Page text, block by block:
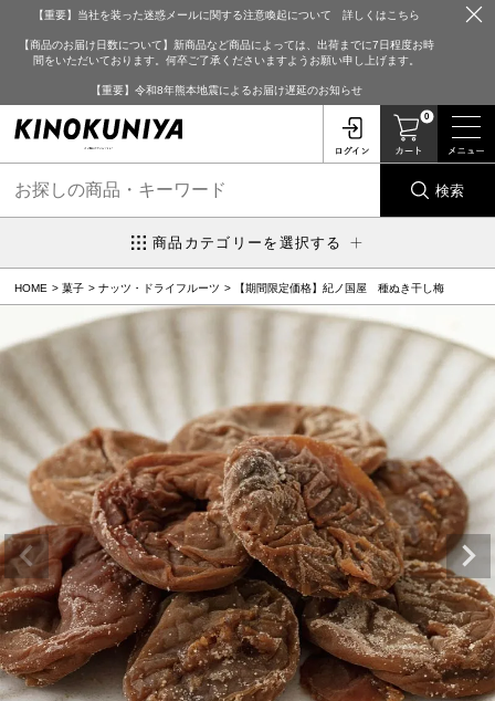
【重要】当社を装った迷惑メールに関する注意喚起について 詳しくはこちら
【商品のお届け日数について】新商品など商品によっては、出荷までに7日程度お時
間をいただいております。何卒ご了承くださいますようお願い申し上げます。
【重要】令和8年熊本地震によるお届け遅延のお知らせ
0
検索
商品カテゴリーを選択する
HOME 菓子 ナッツ・ドライフルーツ 【期間限定価格】紀ノ国屋 種ぬき干し梅